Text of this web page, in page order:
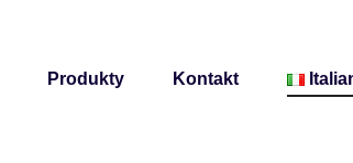
Produkty Kontakt